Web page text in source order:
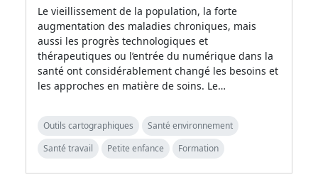
Le vieillissement de la population, la forte
augmentation des maladies chroniques, mais
aussi les progrès technologiques et
thérapeutiques ou l’entrée du numérique dans la
santé ont considérablement changé les besoins et
les approches en matière de soins. Le…
Outils cartographiques
Santé environnement
Santé travail
Petite enfance Formation